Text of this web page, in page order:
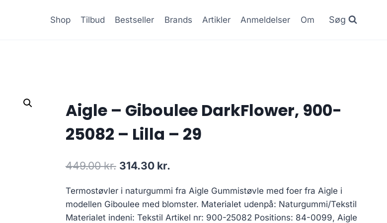
Shop Tilbud Bestseller Brands Artikler Anmeldelser Om Søg
Aigle – Giboulee DarkFlower, 900-
25082 – Lilla – 29
449.00kr. Den
pris
var:
314.30 kr.
pris
er:
Termostøvler i naturgummi fra Aigle Gummistøvle med foer fra Aigle i
modellen Giboulee med blomster. Materialet udenpå: Naturgummi/Tekstil
Materialet indeni: Tekstil Artikel nr: 900-25082 Positions: 84-0099, Aigle